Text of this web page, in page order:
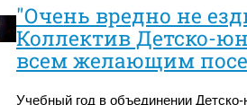
"Очень вредно не
Коллектив Детско-
всем желающим
Учебный год в объединении